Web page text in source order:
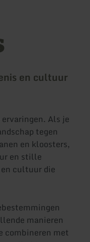
en cultuur
Als je
tegen
en kloosters,
en stille
cultuur die
manieren
combineren met